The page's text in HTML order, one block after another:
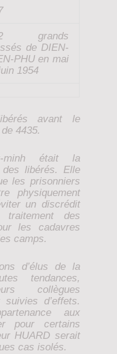
grands
de DIEN-
PHU en mai
1954
avant le
4435.
minh était la
libérés. Elle
les prisonniers
physiquement
un discrédit
des
les cadavres
camps.
d’élus de la
tendances,
collègues
d’effets.
aux
pour certains
HUARD serait
cas isolés.